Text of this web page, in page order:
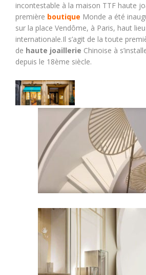
incontestable à la maison TTF haute
première boutique Monde a été
sur la place Vendôme, à Paris, haut
internationale.Il s’agit de la toute
de haute joaillerie Chinoise à
depuis le 18ème siècle.